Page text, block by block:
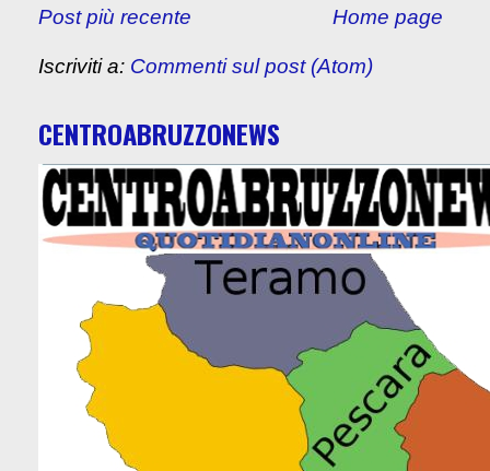
Post più recente Home page
Iscriviti a: Commenti sul post (Atom)
CENTROABRUZZONEWS